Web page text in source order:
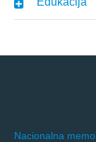
Nacionalna